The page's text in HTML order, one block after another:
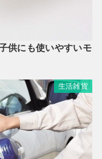
供にも使いやすいモ
生活雑貨